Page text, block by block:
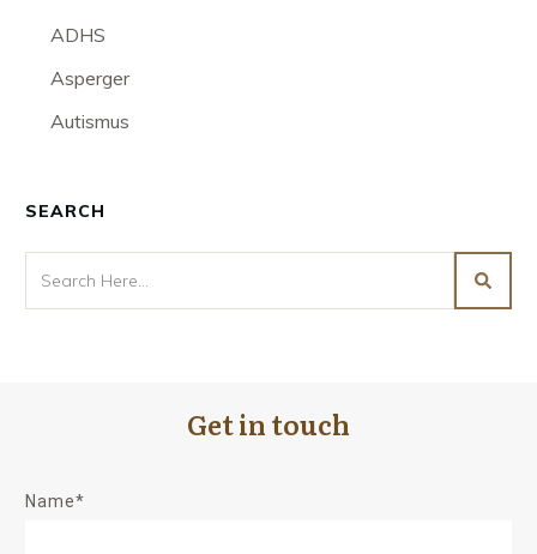
ADHS
Asperger
Autismus
SEARCH
Get in touch
Name*